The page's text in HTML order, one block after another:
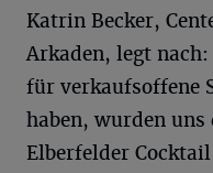
Katrin Becker,
Arkaden, legt
für verkaufsoffene
haben, wurden
Elberfelder